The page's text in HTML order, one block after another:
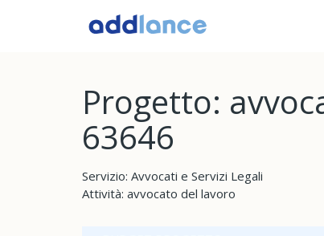
Progetto:
63646
Servizio: Avvocati e Servizi Legali
Attività: avvocato del lavoro